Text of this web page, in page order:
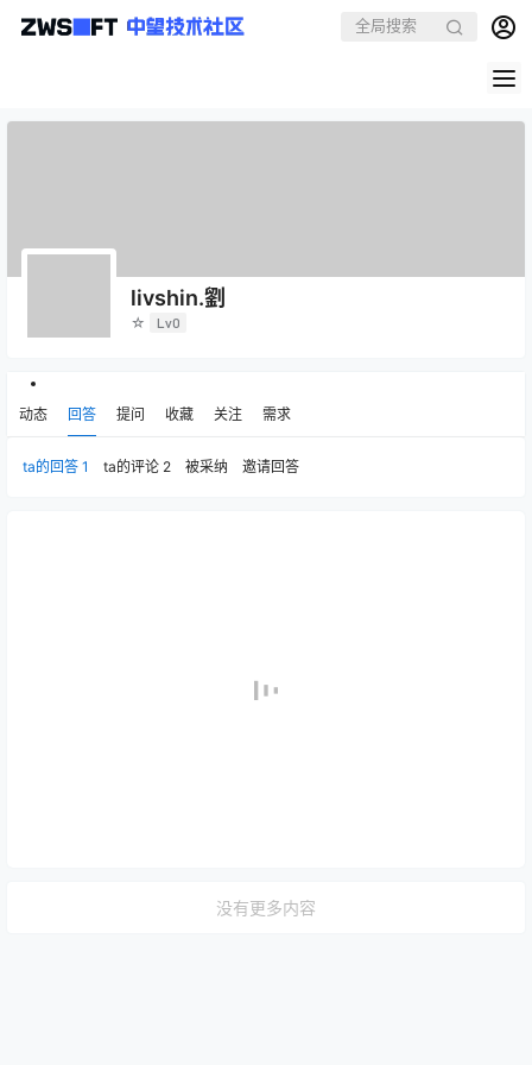
livshin.劉
☆ Lv0
动态 回答 提问 收藏 关注 需求
ta的回答 1 ta的评论 2 被采纳 邀请回答
没有更多内容